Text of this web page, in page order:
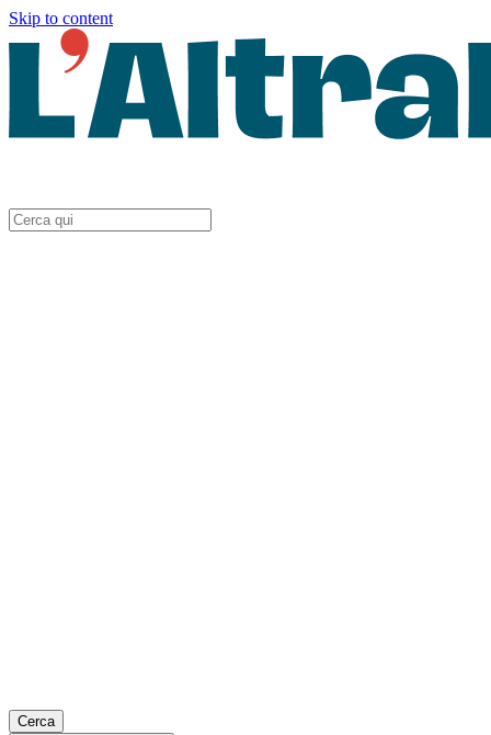
Skip to content
Cerca